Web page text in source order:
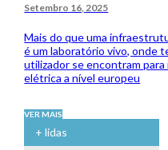
Setembro 16, 2025
Mais do que uma
é um laboratório vivo, onde
utilizador se encontram
elétrica a nível europeu
VER MAIS
+ lidas